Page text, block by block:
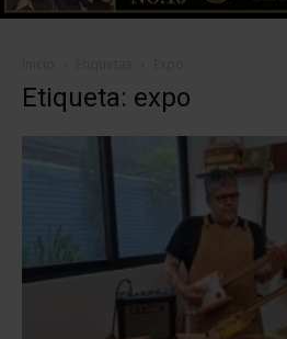
Etiqueta: expo